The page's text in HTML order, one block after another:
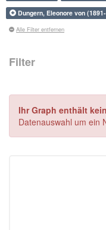
Dungern, Eleonore von
Alle Filter entfernen
Filter
Ihr Graph enthält
Datenauswahl um ein